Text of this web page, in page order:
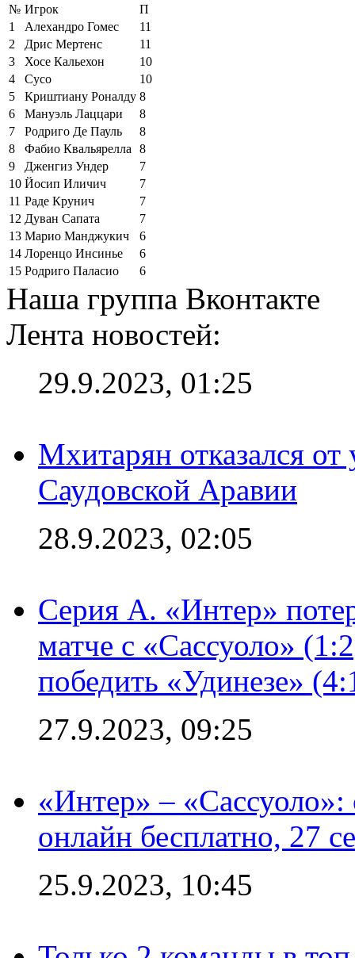
№ Игрок
П
1
Алехандро Гомес
11
2
Дрис Мертенс
11
3
Хосе Кальехон
10
4
Сусо
10
5
Криштиану Роналду 8
6
Мануэль Лаццари
8
7
Родриго Де Пауль
8
8
Фабио Квальярелла
8
9
Дженгиз Ундер
7
10 Йосип Иличич
7
11 Раде Крунич
7
12 Дуван Сапата
7
13 Марио Манджукич
6
14 Лоренцо Инсинье
6
15 Родриго Паласио 6
Наша группа Вконтакте
Лента новостей:
29.9.2023, 01:25
Мхитарян отказался от
Саудовской Аравии
28.9.2023, 02:05
Серия А. «Интер»
матче с «Сассуоло»
победить «Удинезе»
27.9.2023, 09:25
«Интер» –
онлайн бесплатно, 27
25.9.2023, 10:45